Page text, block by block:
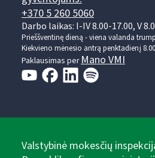
+370 5 260 5060
Darbo laikas: I-IV 8.00-17.00, V
Prieššventinę dieną - viena valanda
Kiekvieno mėnesio antrą penktadienį
Paklausimas perMano VMI
Valstybinė mokesčių